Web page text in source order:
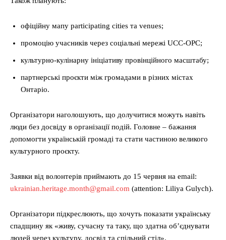
офіційну мапу participating cities та venues;
промоцію учасників через соціальні мережі UCC-OPC;
культурно-кулінарну ініціативу провінційного масштабу;
партнерські проєкти між громадами в різних містах
Онтаріо.
Організатори наголошують, що долучитися можуть навіть
люди без досвіду в організації подій. Головне – бажання
допомогти українській громаді та стати частиною великого
культурного проєкту.
Заявки від волонтерів приймають до 15 червня на email:
ukrainian.heritage.month@gmail.com (attention: Liliya Gulych).
Організатори підкреслюють, що хочуть показати українську
спадщину як «живу, сучасну та таку, що здатна об’єднувати
людей через культуру, досвід та спільний стіл».